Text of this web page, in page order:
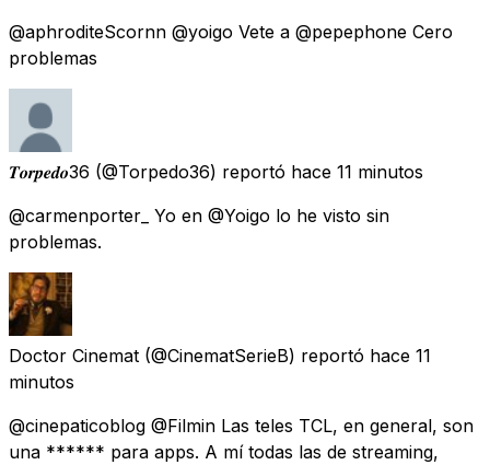
@aphroditeScornn @yoigo Vete a @pepephone Cero
problemas
𝑻𝒐𝒓𝒑𝒆𝒅𝒐36 (@Torpedo36) reportó hace 11 minutos
@carmenporter_ Yo en @Yoigo lo he visto sin
problemas.
Doctor Cinemat (@CinematSerieB) reportó hace 11
minutos
@cinepaticoblog @Filmin Las teles TCL, en general, son
una ****** para apps. A mí todas las de streaming,